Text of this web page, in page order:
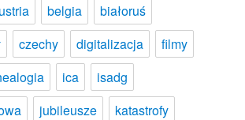
belgia
białoruś
czechy digitalizacja
filmy
ica
isadg
jubileusze
katastrofy